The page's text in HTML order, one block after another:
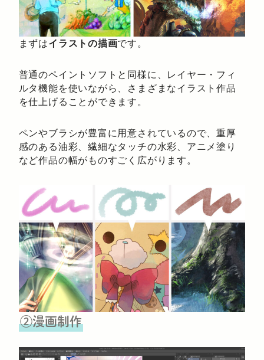
まずはイラストの描画です。
普通のペイントソフトと同様に、レイヤー・フィ
ルタ機能を使いながら、さまざまなイラスト作品
を仕上げることができます。
ペンやブラシが豊富に用意されているので、重厚
感のある油彩、繊細なタッチの水彩、アニメ塗り
など作品の幅がものすごく広がります。
②漫画制作